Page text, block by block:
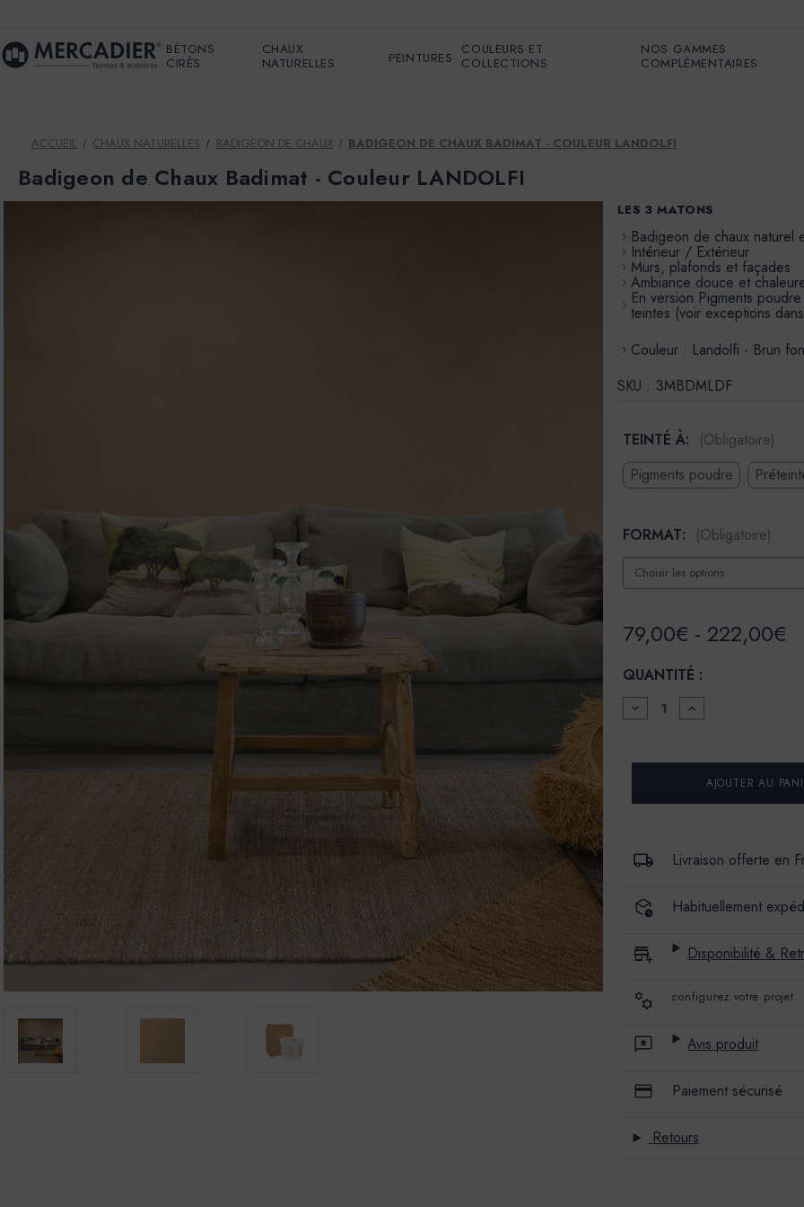
BÉTONS
CIRÉS
CHAUX
NATURELLES
PEINTURES
COULEURS ET
COLLECTIONS
NOS GAMMES
COMPLÉMENTAIRES
ACCUEIL CHAUX NATURELLES BADIGEON DE CHAUX BADIGEON DE CHAUX BADIMAT - COULEUR LANDOLFI
Badigeon de Chaux Badimat - Couleur LANDOLFI
LES 3 MATONS
Badigeon de chaux naturel
Intérieur / Extérieur
Murs, plafonds et façades
Ambiance douce et
En version Pigments
teintes (voir exceptions
Couleur : Landolfi - Brun
SKU : 3MBDMLDF
TEINTÉ À:
(Obligatoire)
Pigments poudre
FORMAT: (Obligatoire)
79,00€ - 222,00€
QUANTITÉ :
DIMINUER
LA
BADIGEON
BADIMAT
LANDOLFI
AUGMENTER
LA
BADIGEON
CHAUX
BADIMAT
LANDOLFI
Livraison offerte en
Habituellement
Disponibilité &
configurez votre projet
Avis produit
Paiement sécurisé
Retours